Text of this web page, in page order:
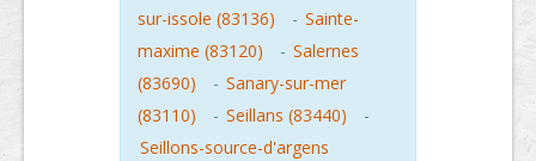
sur-issole (83136)
- Sainte-
maxime (83120)
- Salernes
(83690)
- Sanary-sur-mer
(83110)
- Seillans (83440)
-
Seillons-source-d'argens